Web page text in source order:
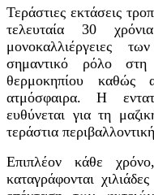
Τεράστιες εκτάσεις
τελευταία 30
μονοκαλλιέργειες
σημαντικό ρόλο
θερμοκηπίου καθώς
ατμόσφαιρα. Η
ευθύνεται για τη
τεράστια
Επιπλέον κάθε
καταγράφονται